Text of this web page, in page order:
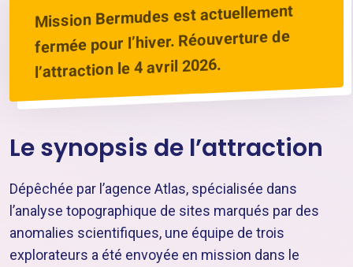
Mission Bermudes est actuellement
fermée pour l’hiver. Réouverture de
l’attraction le 4 avril 2026.
Le synopsis de l’attraction
Dépêchée par l’agence Atlas, spécialisée dans
l’analyse topographique de sites marqués par des
anomalies scientifiques, une équipe de trois
explorateurs a été envoyée en mission dans le